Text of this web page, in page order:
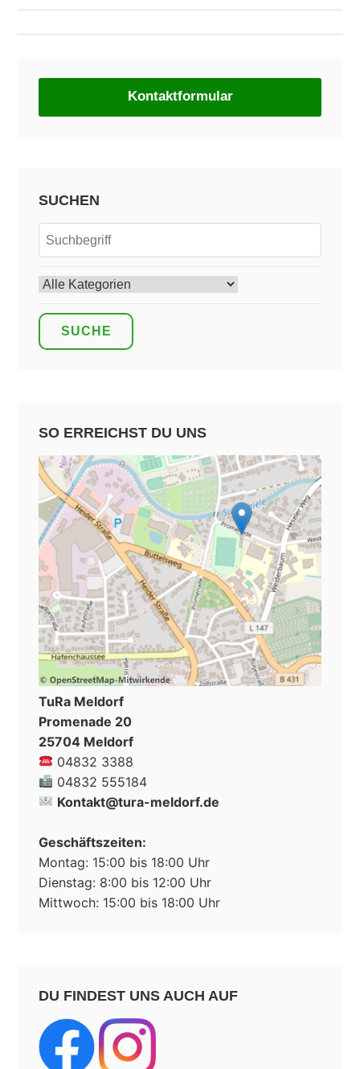
Kontaktformular
SUCHEN
SO ERREICHST DU UNS
TuRa Meldorf
Promenade 20
25704 Meldorf
04832 3388
04832 555184
Kontakt@tura-meldorf.de
Geschäftszeiten:
Montag: 15:00 bis 18:00 Uhr
Dienstag: 8:00 bis 12:00 Uhr
Mittwoch: 15:00 bis 18:00 Uhr
DU FINDEST UNS AUCH AUF